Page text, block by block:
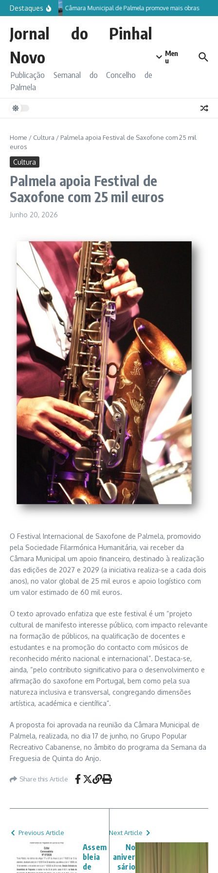
Ir para o conteúdo
Destaques Câmara Municipal de Palmela promove mais obras
Jornal do Pinhal
Novo
Publicação Semanal do Concelho de
Palmela
Men
u
Home / Cultura / Palmela apoia Festival de Saxofone com 25 mil
euros
Cultura
Palmela apoia Festival de
Saxofone com 25 mil euros
Junho 20, 2026
O Festival Internacional de Saxofone de Palmela, promovido
pela Sociedade Filarmónica Humanitária, vai receber da
Câmara Municipal um apoio financeiro, destinado à realização
das edições de 2027 e 2029 (a iniciativa realiza-se a cada dois
anos), no valor global de 25 mil euros e apoio logístico com
um valor estimado de 60 mil euros.
O texto aprovado enfatiza que este festival é um “projeto
cultural de manifesto interesse público, com impacto relevante
na formação de públicos, na qualificação de docentes e
estudantes e na promoção do contacto com músicos de
reconhecido mérito nacional e internacional”. Destaca-se,
ainda, “pelo contributo significativo para o desenvolvimento e
afirmação do saxofone em Portugal, bem como pela sua
natureza inclusiva e transversal, congregando dimensões
artística, académica e científica”.
A proposta foi aprovada na reunião da Câmara Municipal de
Palmela, realizada, no dia 17 de junho, no Grupo Popular
Recreativo Cabanense, no âmbito do programa da Semana da
Freguesia de Quinta do Anjo.
Share this Article
Previous Article
Assem
bleia
de
Next Article
No
aniver
sário